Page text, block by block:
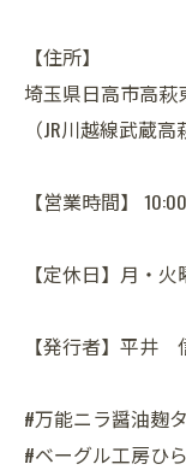
【住所】
埼玉県日高市高萩
（JR川越線武蔵高
【営業時間】
【定休日】月・火
【発行者】平井
#万能ニラ醤油麹
#ベーグル工房ひ